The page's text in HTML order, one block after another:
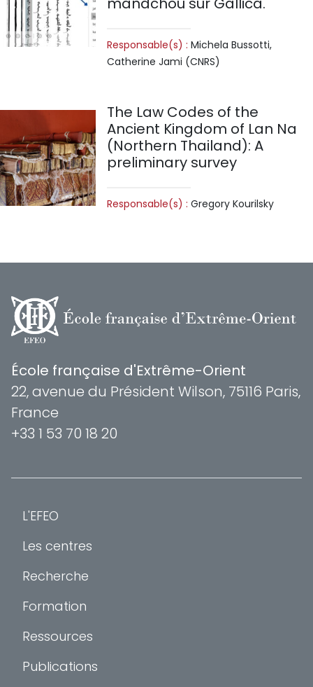
Responsable(s) : Michela Bussotti,
Catherine Jami (CNRS)
The Law Codes of the
Ancient Kingdom of Lan Na
(Northern Thailand): A
preliminary survey
Responsable(s) : Gregory Kourilsky
École française d'Extrême-Orient
22, avenue du Président Wilson, 75116 Paris,
France
+33 1 53 70 18 20
L'EFEO
Les centres
Recherche
Formation
Ressources
Publications